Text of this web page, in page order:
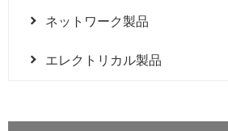
ネットワーク製品
エレクトリカル製品